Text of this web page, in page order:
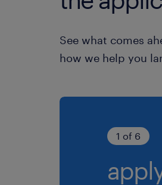
See what comes
how we help you
1 of 6